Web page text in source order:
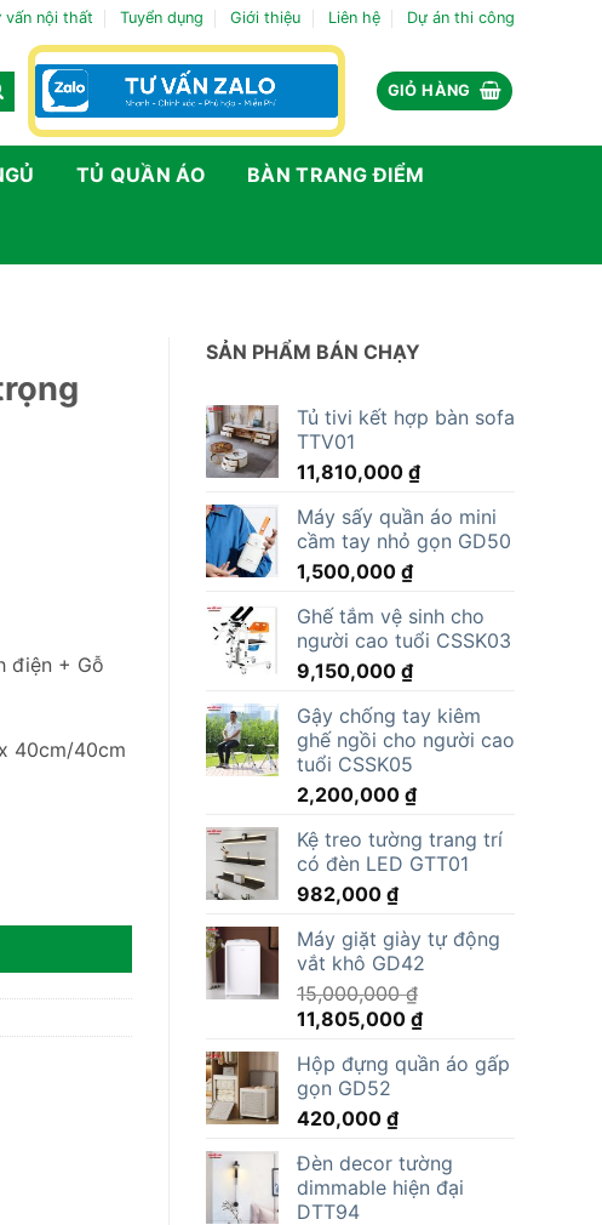
vấn nội thất Tuyển dụng Giới thiệu Liên hệ Dự án thi công
GIỎ HÀNG
TỦ QUẦN ÁO BÀN TRANG ĐIỂM
SẢN PHẨM BÁN CHẠY
Tủ tivi kết hợp bàn sofa
TTV01
11,810,000 ₫
Máy sấy quần áo mini
cầm tay nhỏ gọn GD50
1,500,000 ₫
Ghế tắm vệ sinh cho
người cao tuổi CSSK03
9,150,000 ₫
Gậy chống tay kiêm
ghế ngồi cho người cao
tuổi CSSK05
2,200,000 ₫
Kệ treo tường trang trí
có đèn LED GTT01
982,000 ₫
Máy giặt giày tự động
vắt khô GD42
15,000,000₫
Giá
là:
15,000,000 ₫.
11,805,000 ₫Giá
tại
Hộp đựng quần áo gấp
gọn GD52
420,000 ₫
Đèn decor tường
dimmable hiện đại
DTT94
điện + Gỗ
40cm/40cm